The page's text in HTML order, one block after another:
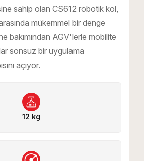
sahip olan CS612 robotik kol,
mükemmel bir denge
bakımından AGV'lerle mobilite
sonsuz bir uygulama
açıyor.
12 kg